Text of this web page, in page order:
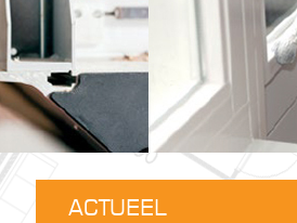
ACTUEEL